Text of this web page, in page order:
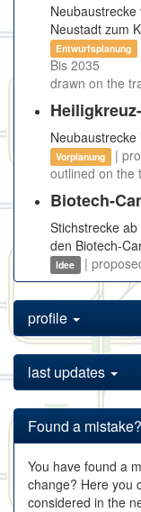
Neustadt zum
Entwurfsplanung
Bis 2035
drawn on the
Vorplanung
|
outlined on the
Biotech-
Stichstrecke
den Biotech-
Idee |
profile
last updates
Found a mistake?
You have found a
change? Here you
considered in the